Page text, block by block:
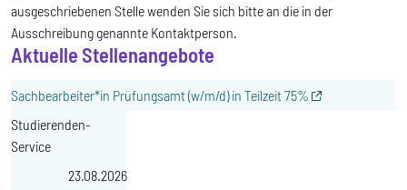
ausgeschriebenen Stelle wenden Sie sich bitte an die in der
Ausschreibung genannte Kontaktperson.
Aktuelle Stellenangebote
Sachbearbeiter*in Prüfungsamt (w/m/d) in Teilzeit 75%
Studierenden-
Service
23.08.2026